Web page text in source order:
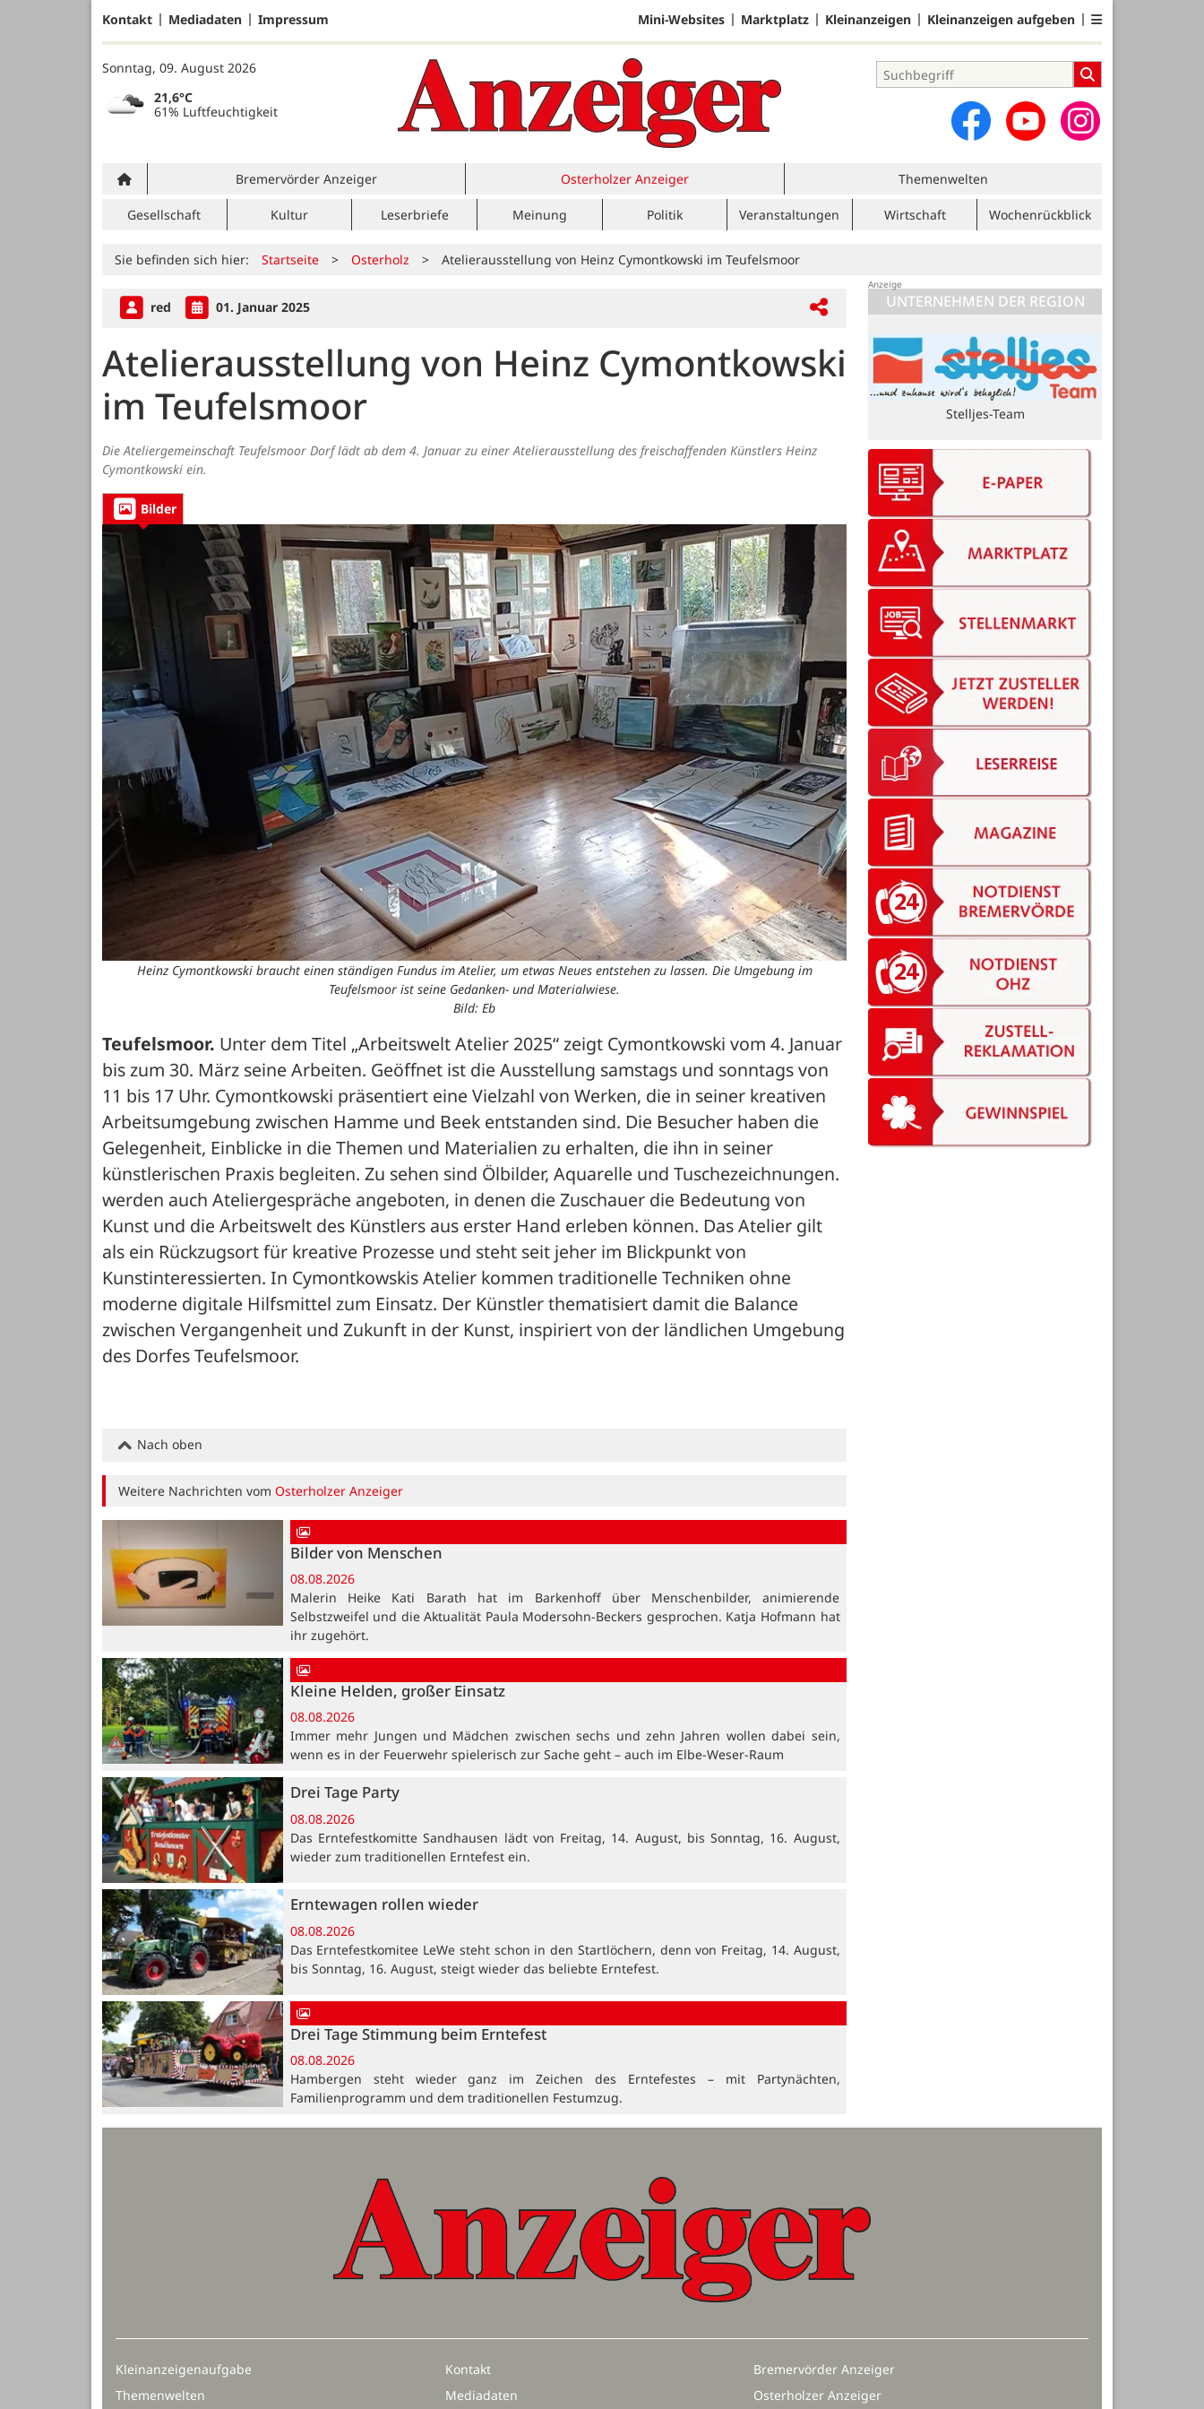
Kontakt Mediadaten Impressum Mini-Websites Marktplatz Kleinanzeigen Kleinanzeigen aufgeben
Sonntag, 09. August 2026
21,6°C
61% Luftfeuchtigkeit
Bremervörder Anzeiger Osterholzer Anzeiger Themenwelten
Gesellschaft Kultur Leserbriefe Meinung Politik Veranstaltungen Wirtschaft Wochenrückblick
Sie befinden sich hier: Startseite > Osterholz > Atelierausstellung von Heinz Cymontkowski im Teufelsmoor
red 01. Januar 2025
Atelierausstellung von Heinz Cymontkowski
im Teufelsmoor
Die Ateliergemeinschaft Teufelsmoor Dorf lädt ab dem 4. Januar zu einer Atelierausstellung des freischaffenden Künstlers Heinz
Cymontkowski ein.
Bilder
Heinz Cymontkowski braucht einen ständigen Fundus im Atelier, um etwas Neues entstehen zu lassen. Die Umgebung im
Teufelsmoor ist seine Gedanken- und Materialwiese.
Bild: Eb
Teufelsmoor. Unter dem Titel „Arbeitswelt Atelier 2025“ zeigt Cymontkowski vom 4. Januar
bis zum 30. März seine Arbeiten. Geöffnet ist die Ausstellung samstags und sonntags von
11 bis 17 Uhr. Cymontkowski präsentiert eine Vielzahl von Werken, die in seiner kreativen
Arbeitsumgebung zwischen Hamme und Beek entstanden sind. Die Besucher haben die
Gelegenheit, Einblicke in die Themen und Materialien zu erhalten, die ihn in seiner
künstlerischen Praxis begleiten. Zu sehen sind Ölbilder, Aquarelle und Tuschezeichnungen.
werden auch Ateliergespräche angeboten, in denen die Zuschauer die Bedeutung von
Kunst und die Arbeitswelt des Künstlers aus erster Hand erleben können. Das Atelier gilt
als ein Rückzugsort für kreative Prozesse und steht seit jeher im Blickpunkt von
Kunstinteressierten. In Cymontkowskis Atelier kommen traditionelle Techniken ohne
moderne digitale Hilfsmittel zum Einsatz. Der Künstler thematisiert damit die Balance
zwischen Vergangenheit und Zukunft in der Kunst, inspiriert von der ländlichen Umgebung
des Dorfes Teufelsmoor.
Nach oben
Weitere Nachrichten vomOsterholzer Anzeiger
Bilder von Menschen
08.08.2026
Malerin Heike Kati Barath hat im Barkenhoff über Menschenbilder, animierende
Selbstzweifel und die Aktualität Paula Modersohn-Beckers gesprochen. Katja Hofmann hat
ihr zugehört.
Kleine Helden, großer Einsatz
08.08.2026
Immer mehr Jungen und Mädchen zwischen sechs und zehn Jahren wollen dabei sein,
wenn es in der Feuerwehr spielerisch zur Sache geht – auch im Elbe-Weser-Raum
Drei Tage Party
08.08.2026
Das Erntefestkomitte Sandhausen lädt von Freitag, 14. August, bis Sonntag, 16. August,
wieder zum traditionellen Erntefest ein.
Erntewagen rollen wieder
08.08.2026
Das Erntefestkomitee LeWe steht schon in den Startlöchern, denn von Freitag, 14. August,
bis Sonntag, 16. August, steigt wieder das beliebte Erntefest.
Drei Tage Stimmung beim Erntefest
08.08.2026
Hambergen steht wieder ganz im Zeichen des Erntefestes – mit Partynächten,
Familienprogramm und dem traditionellen Festumzug.
UNTERNEHMEN DER REGION
Erich Meyer Uhren & Optik GmbH
Kleinanzeigenaufgabe
Themenwelten
Kontakt
Mediadaten
Bremervörder Anzeiger
Osterholzer Anzeiger